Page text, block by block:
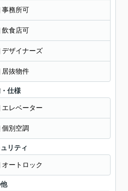
事務所可
飲食店可
デザイナーズ
居抜物件
仕様
エレベーター
個別空調
リティ
オートロック